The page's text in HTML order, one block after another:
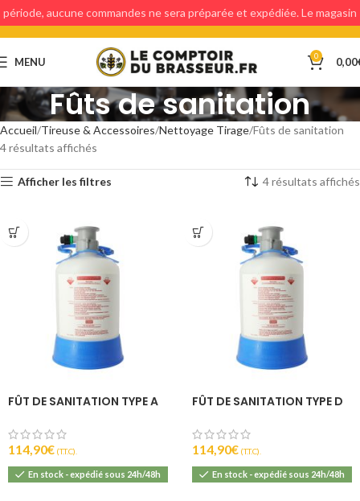
MENU 0 0,00
Fûts de sanitation
Accueil Tireuse & Accessoires Nettoyage Tirage Fûts de sanitation
4 résultats affichés
Afficher les filtres 4 résultats affichés
FÛT DE SANITATION TYPE A
114,90€ (T.T.C).
En stock - expédié sous 24h/48h
FÛT DE SANITATION TYPE D
114,90€ (T.T.C).
En stock - expédié sous 24h/48h
période, aucune commandes ne sera préparée et expédiée. Le magasin
étant fermé, aucun retraits en magasin ne sera possible.